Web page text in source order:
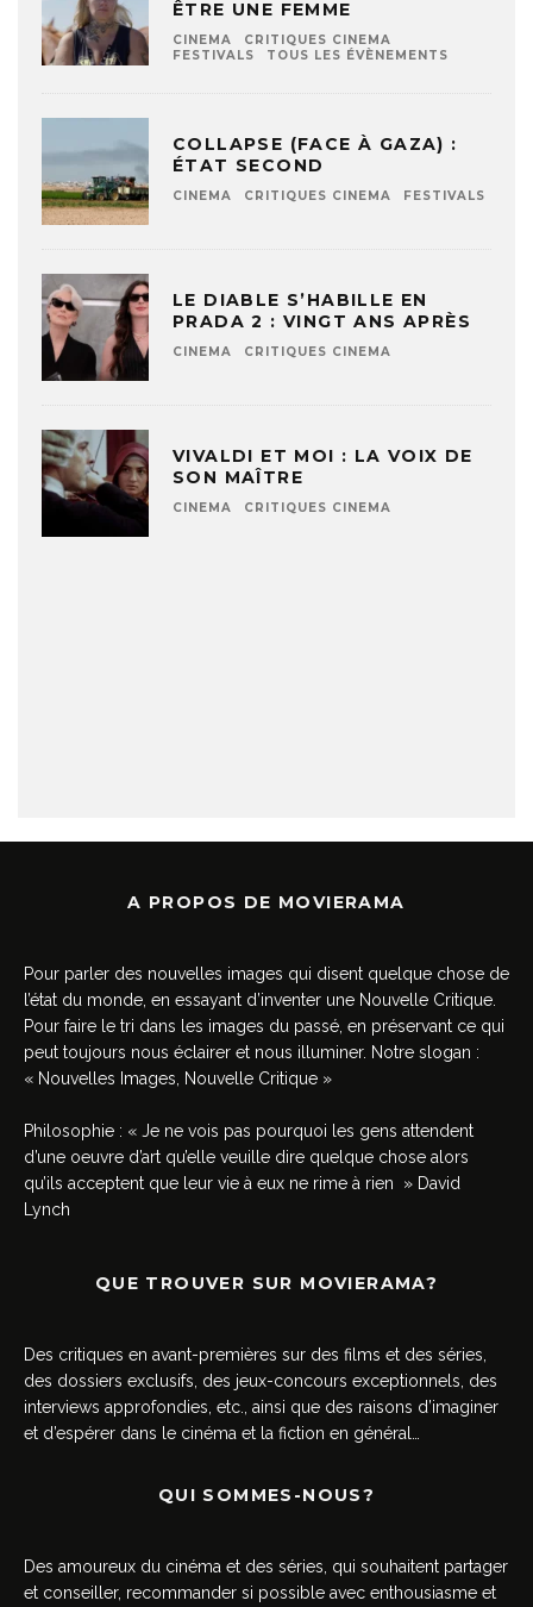
ÊTRE UNE FEMME
CINEMA
CRITIQUES CINEMA
FESTIVALS
TOUS LES ÉVÈNEMENTS
COLLAPSE (FACE À GAZA) :
ÉTAT SECOND
CINEMA CRITIQUES CINEMA FESTIVALS
LE DIABLE S’HABILLE EN
PRADA 2 : VINGT ANS APRÈS
CINEMA CRITIQUES CINEMA
VIVALDI ET MOI : LA VOIX DE
SON MAÎTRE
CINEMA CRITIQUES CINEMA
A PROPOS DE MOVIERAMA
Pour parler des nouvelles images qui disent quelque chose de
l’état du monde, en essayant d’inventer une Nouvelle Critique.
Pour faire le tri dans les images du passé, en préservant ce qui
peut toujours nous éclairer et nous illuminer. Notre slogan :
« Nouvelles Images, Nouvelle Critique »
Philosophie : « Je ne vois pas pourquoi les gens attendent
d’une oeuvre d’art qu’elle veuille dire quelque chose alors
qu’ils acceptent que leur vie à eux ne rime à rien » David
Lynch
QUE TROUVER SUR MOVIERAMA?
Des critiques en avant-premières sur des films et des séries,
des dossiers exclusifs, des jeux-concours exceptionnels, des
interviews approfondies, etc., ainsi que des raisons d’imaginer
et d’espérer dans le cinéma et la fiction en général…
QUI SOMMES-NOUS?
Des amoureux du cinéma et des séries, qui souhaitent partager
et conseiller, recommander si possible avec enthousiasme et